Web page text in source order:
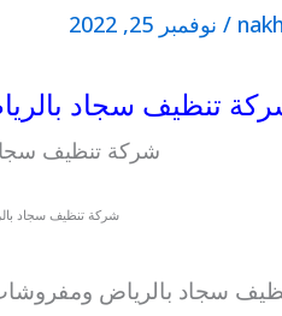
/ نوفمبر 25, 2022
تنظيف سجاد بالرياض
شركة تنظيف سجاد
سجاد بالرياض ومفروشات